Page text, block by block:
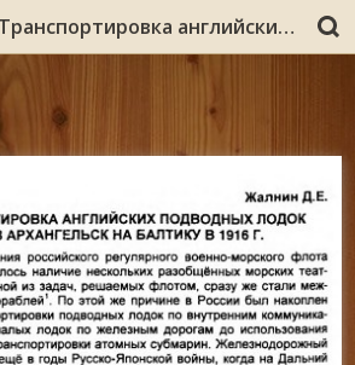
Жалнин, Д. Е. Транспортировка английских подводных лодок через Архангельск на Балтику в 1916 г. / Д. Е. Жалнин // Европейский Север в судьбе России. ХХ век : (к 80-летию проф. А. А. Киселева) / Федер. агентство по образованию, Мурм. гос. пед. ун-т. - Мурманск, 2006. - С. 60-65.